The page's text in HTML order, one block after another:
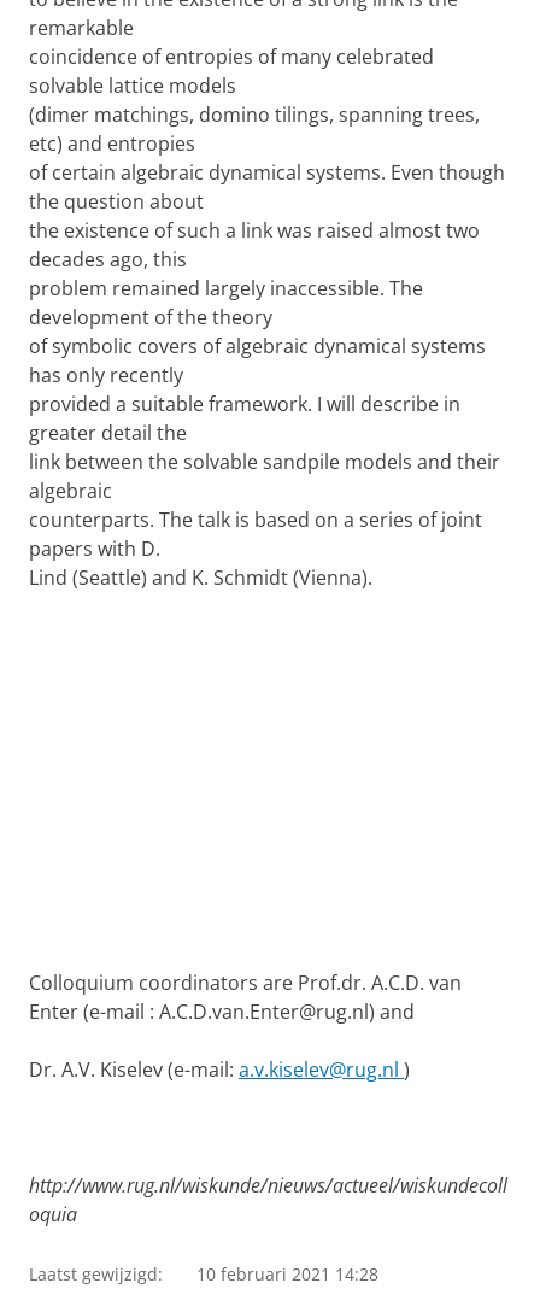
remarkable
coincidence of entropies of many celebrated
solvable lattice models
(dimer matchings, domino tilings, spanning trees,
etc) and entropies
of certain algebraic dynamical systems. Even though
the question about
the existence of such a link was raised almost two
decades ago, this
problem remained largely inaccessible. The
development of the theory
of symbolic covers of algebraic dynamical systems
has only recently
provided a suitable framework. I will describe in
greater detail the
link between the solvable sandpile models and their
algebraic
counterparts. The talk is based on a series of joint
papers with D.
Lind (Seattle) and K. Schmidt (Vienna).
Colloquium coordinators are Prof.dr. A.C.D. van
Enter (e-mail : A.C.D.van.Enter@rug.nl) and
Dr. A.V. Kiselev (e-mail: a.v.kiselev@rug.nl )
http://www.rug.nl/wiskunde/nieuws/actueel/wiskundecoll
oquia
Laatst gewijzigd: 10 februari 2021 14:28